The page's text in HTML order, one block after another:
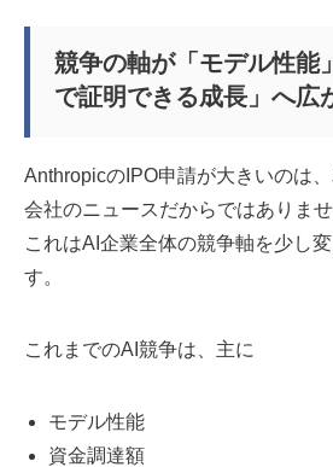
競争の軸が「モデル性能
で証明できる成長」へ広
AnthropicのIPO申請が大きいのは
会社のニュースだからではありませ
これはAI企業全体の競争軸を少し
す。
これまでのAI競争は、主に
モデル性能
資金調達額